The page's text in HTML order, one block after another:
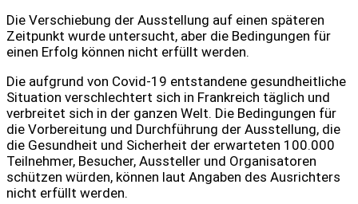
Die Verschiebung der Ausstellung auf einen späteren
Zeitpunkt wurde untersucht, aber die Bedingungen für
einen Erfolg können nicht erfüllt werden.
Die aufgrund von Covid-19 entstandene gesundheitliche
Situation verschlechtert sich in Frankreich täglich und
verbreitet sich in der ganzen Welt. Die Bedingungen für
die Vorbereitung und Durchführung der Ausstellung, die
die Gesundheit und Sicherheit der erwarteten 100.000
Teilnehmer, Besucher, Aussteller und Organisatoren
schützen würden, können laut Angaben des Ausrichters
nicht erfüllt werden.